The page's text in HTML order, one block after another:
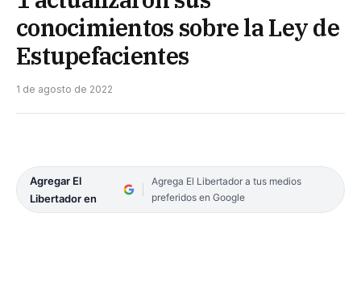
conocimientos sobre la Ley de
Estupefacientes
1 de agosto de 2022
Agregar El
Libertador en
Agrega El Libertador a tus medios
preferidos en Google